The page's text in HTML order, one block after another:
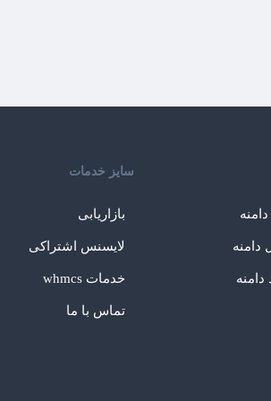
دامنه
دامنه
سایز خدمات
بازاریابی
لایسنس اشتراکی
خدمات whmcs
تماس با ما